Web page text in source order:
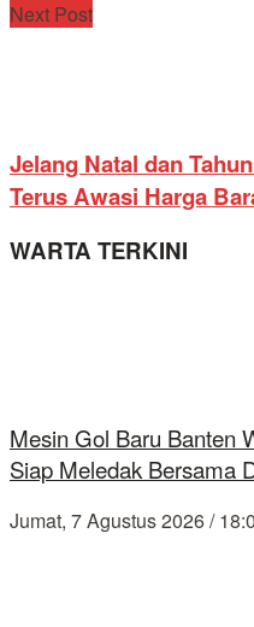
Next Post
Jelang Natal dan
Terus Awasi Harga
WARTA TERKINI
Mesin Gol Baru Banten
Siap Meledak Bersama
Jumat, 7 Agustus 2026 /